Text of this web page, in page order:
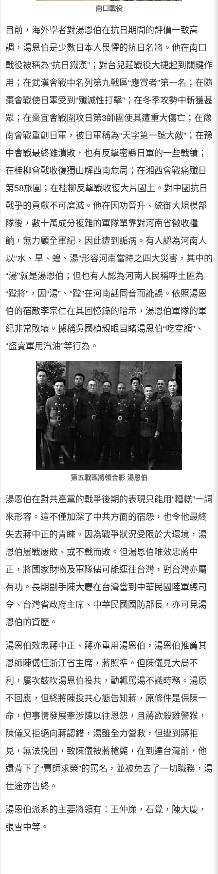
南口戰役
目前，海外學者對湯恩伯在抗日期間的評價一致高
調，湯恩伯是少數日本人畏懼的抗日名將。他在南口
戰役被稱為“抗日鐵漢”；對台兒莊戰役大捷起到關鍵作
用；在武漢會戰中名列第九戰區“應賞者”第一名；在隨
棗會戰使日軍受到“殲滅性打擊”；在冬季攻勢中斬獲甚
眾；在棗宜會戰圍攻日第3師團使其遭重大傷亡；在豫
南會戰重創日軍，被日軍稱為“天字第一號大敵”；在豫
中會戰最終雖潰敗，也有反擊密縣日軍的一些戰績；
在桂柳會戰收復獨山解西南危局；在湘西會戰痛殲日
第58旅團；在桂柳反擊戰收復大片國土。對中國抗日
戰爭的貢獻不可磨滅。他在因功晉升、統御大規模部
隊後，數十萬成分複雜的軍隊單靠對河南省徵收糧
餉，無力顧全軍紀，因此遭到詬病。有人認為河南人
以“水、旱、蝗、湯”形容河南當時之四大災害，其中的
“湯”就是湯恩伯；但也有人認為河南人民稱呼土匪為
“蹚將”，因“湯”、“蹚”在河南話同音而訛誤。依照湯恩
伯的宿敵李宗仁在其回憶錄的暗示，湯恩伯軍隊的軍
紀非常敗壞。據稱吳國楨親眼目睹湯恩伯“吃空額”、
“盜賣軍用汽油”等行為。
第五戰區將領合影 湯恩伯
湯恩伯在對共產黨的戰爭後期的表現只能用“糟糕”一詞
來形容。這不僅加深了中共方面的宿怨，也令他最終
失去蔣中正的青睞。因為戰爭狀況受限於大環境，湯
恩伯屢戰屢敗、或不戰而敗。但湯恩伯唯效忠蔣中
正，將國家財物及軍隊儘可能運往台灣，對台灣亦屬
有功。長期副手陳大慶在台灣當到中華民國陸軍總司
令、台灣省政府主席、中華民國國防部長，亦可見湯
恩伯的資歷。
湯恩伯效忠蔣中正、蔣亦重用湯恩伯，湯恩伯推薦其
恩師陳儀任浙江省主席，蔣照準。但陳儀見大局不
利，屢次鼓吹湯恩伯投共，動輒罵湯不識時務。湯原
不回應，但終將陳投共心態告知蔣，原條件是保陳一
命，但事情發展牽涉陳以往恩怨，且蔣欲殺雞警猴，
陳儀又拒絕向蔣認錯，湯雖全力營救，但遭到蔣拒
見，無法挽回，致陳儀被蔣槍斃，在到達台灣前，他
還背下了“賣師求榮”的罵名，並被免去了一切職務，湯
仕途亦告終。
湯恩伯派系的主要將領有：王仲廉，石覺，陳大慶，
張雪中等。